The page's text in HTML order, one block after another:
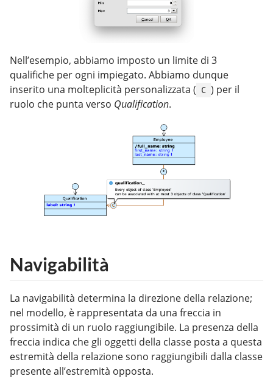
Nell’esempio, abbiamo imposto un limite di 3
qualifiche per ogni impiegato. Abbiamo dunque
inserito una molteplicità personalizzata (
C ) per il
ruolo che punta verso Qualification.
Navigabilità
La navigabilità determina la direzione della relazione;
nel modello, è rappresentata da una freccia in
prossimità di un ruolo raggiungibile. La presenza della
freccia indica che gli oggetti della classe posta a questa
estremità della relazione sono raggiungibili dalla classe
presente all’estremità opposta.